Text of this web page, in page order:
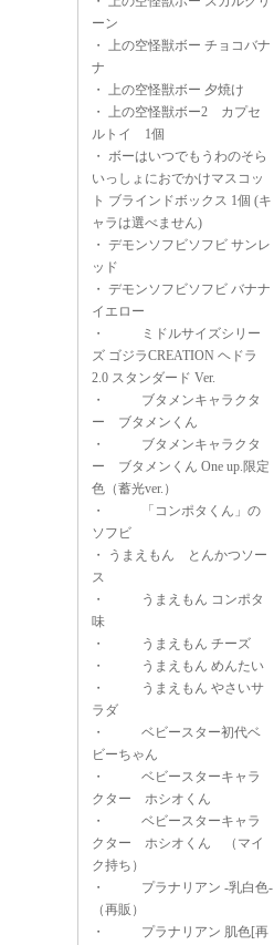
ーン
・ 上の空怪獣ボー チョコバナ
ナ
・ 上の空怪獣ボー 夕焼け
・ 上の空怪獣ボー2 カプセ
ルトイ 1個
・ ボーはいつでもうわのそら
いっしょにおでかけマスコッ
ト ブラインドボックス 1個 (キ
ャラは選べません)
・ デモンソフビソフビ サンレ
ッド
・ デモンソフビソフビ バナナ
イエロー
・
ミドルサイズシリー
ズ ゴジラCREATION ヘドラ
2.0 スタンダード Ver.
・
ブタメンキャラクタ
ー ブタメンくん
・
ブタメンキャラクタ
ー ブタメンくん One up.限定
色（蓄光ver.）
・
「コンポタくん」の
ソフビ
・
うまえもん とんかつソー
ス
・
うまえもん コンポタ
味
・
うまえもん チーズ
・
うまえもん めんたい
・
うまえもん やさいサ
ラダ
・
ベビースター初代ベ
ビーちゃん
・
ベビースターキャラ
クター ホシオくん
・
ベビースターキャラ
クター ホシオくん （マイ
ク持ち）
・
プラナリアン -乳白色-
（再販）
・
プラナリアン 肌色[再